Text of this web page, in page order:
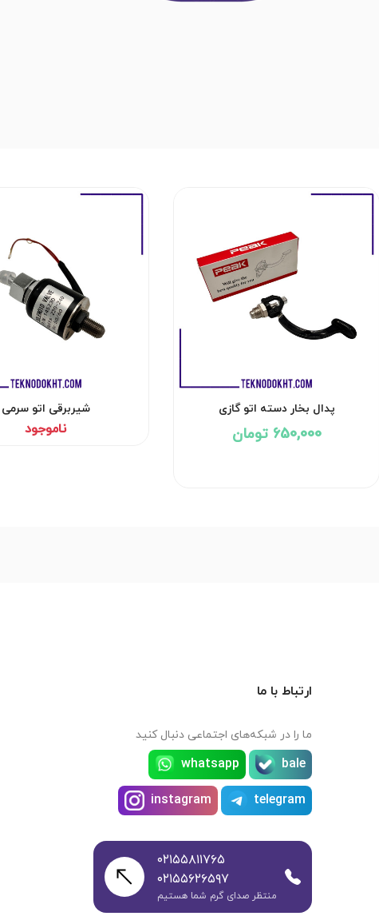
پدال بخار دسته اتو گازی
650,000 تومان
شیربرقی اتو سرمی
ناموجود
ارتباط با ما
ما را در شبکه‌های اجتماعی دنبال کنید
bale
whatsapp
telegram
instagram
۰۲۱۵۵۸۱۱۷۶۵
۰۲۱۵۵۶۲۶۵۹۷
منتظر صدای گرم شما هستیم